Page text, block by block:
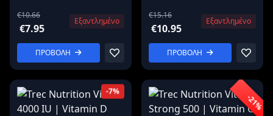
€10.66
€7.95
Εξαντλημένο
ΠΡΟΒΟΛΗ
€15.16
€10.95
Εξαντλημένο
ΠΡΟΒΟΛΗ
-7% -21%